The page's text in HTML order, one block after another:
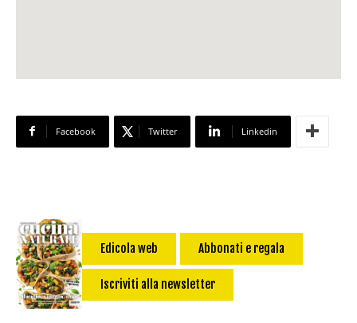
Facebook Twitter Linkedin
Edicola web Abbonati e regala
Iscriviti alla newsletter